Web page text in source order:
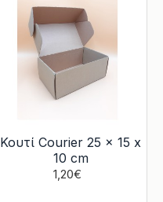
Κουτί Courier 25 x 15 x
10 cm
1,20€